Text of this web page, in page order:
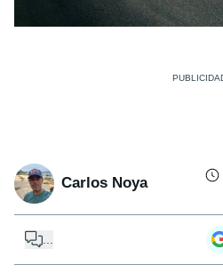
Carlos Noya